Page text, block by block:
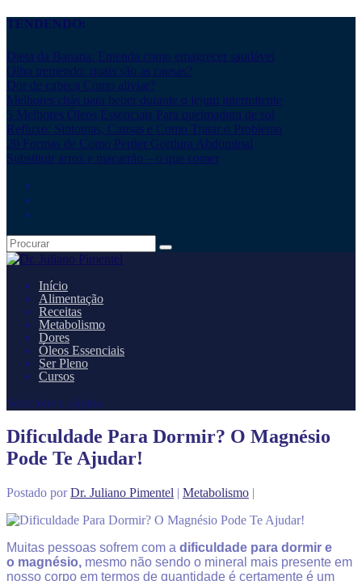
TENDENDO:
Dieta da Banana: Entenda como emagrecer saudável
Olho tremendo: quais são as causas?
Dor de cabeça Como aliviar?
Melhores chás para beber durante o jejum intermitente
5 Melhores Óleos Essenciais Para queimadura de sol
Refluxo: Sintomas, Causas e Como Tratar o Problema
20 Formas de Como Perder Gordura Abdominal
Substituir arroz e macarrão – o que comer
Início
Alimentação
Receitas
Metabolismo
Dores
Óleos Essenciais
Ser Pleno
Cursos
Selecione a página
Dificuldade Para Dormir? O Magnésio
Pode Te Ajudar!
Postado porDr. Juliano Pimentel | Metabolismo |
Muitas pessoas sofrem com a dificuldade para dormir e
o magnésio, mesmo não sendo o mineral mais presente em
nosso corpo em termos de quantidade é certamente é um